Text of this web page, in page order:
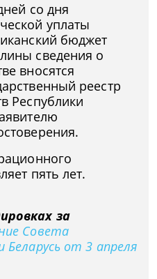
со дня
уплаты
бюджет
сведения о
вносятся
реестр
Республики
пять лет.
за
Совета
Беларусь от 3 апреля